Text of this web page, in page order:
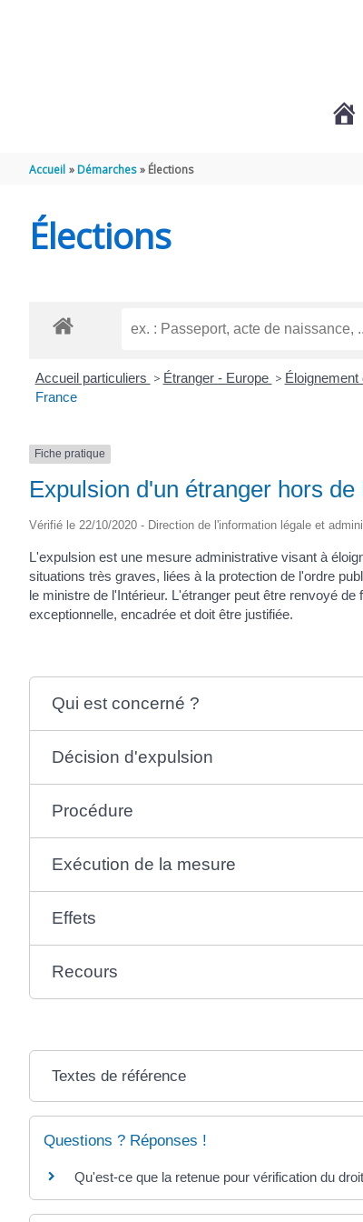
Accueil Démarches Élections
Élections
Accueil particuliers > Étranger - Europe > Éloignement
France
Fiche pratique
Expulsion d'un étranger hors de
Vérifié le 22/10/2020 - Direction de l'information légale et
L'expulsion est une mesure administrative visant à
situations très graves, liées à la protection de l'ordre
le ministre de l'Intérieur. L'étranger peut être renvoyé
exceptionnelle, encadrée et doit être justifiée.
Qui est concerné ?
Décision d'expulsion
Procédure
Exécution de la mesure
Effets
Recours
Textes de référence
Questions ? Réponses !
Qu'est-ce que la retenue pour vérification du